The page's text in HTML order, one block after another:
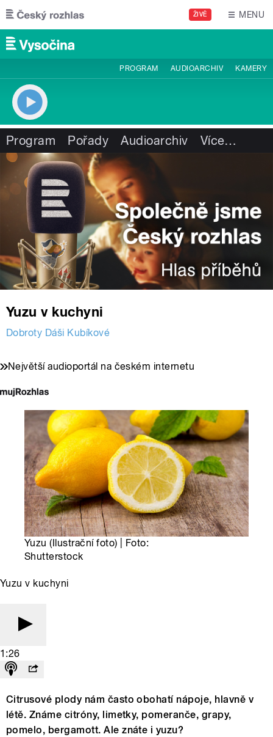
Přejít k hlavnímu obsahu
ŽIVĚ MENU
PROGRAM AUDIOARCHIV KAMERY
Program Pořady Audioarchiv Více…
Yuzu v kuchyni
Dobroty Dáši Kubíkové
Největší audioportál na českém internetu
Yuzu (Ilustrační foto) | Foto:
Shutterstock
Yuzu v kuchyni
1:26
Citrusové plody nám často obohatí nápoje, hlavně v
létě. Známe citróny, limetky, pomeranče, grapy,
pomelo, bergamott. Ale znáte i yuzu?